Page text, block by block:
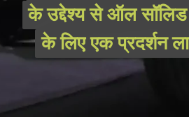
के उद्देश्य से ऑल सॉलिड
के लिए एक प्रदर्शन
के उद्देश्य से ऑल सॉलिड
के लिए एक प्रदर्शन